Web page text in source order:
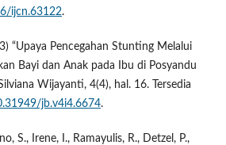
ijcn.63122.
“Upaya Pencegahan Stunting Melalui
Bayi dan Anak pada Ibu di Posyandu
Wijayanti, 4(4), hal. 16. Tersedia
jb.v4i4.6674.
S., Irene, I., Ramayulis, R., Detzel, P.,